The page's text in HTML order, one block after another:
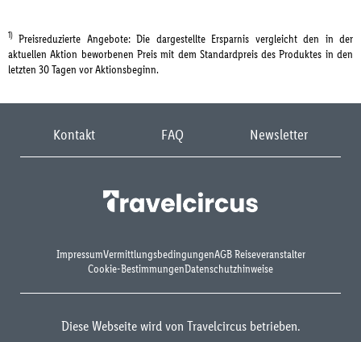
1) Preisreduzierte Angebote: Die dargestellte Ersparnis vergleicht den in der
aktuellen Aktion beworbenen Preis mit dem Standardpreis des Produktes in den
letzten 30 Tagen vor Aktionsbeginn.
Kontakt FAQ Newsletter
ImpressumVermittlungsbedingungenAGB Reiseveranstalter
Cookie-BestimmungenDatenschutzhinweise
Diese Webseite wird von Travelcircus betrieben.